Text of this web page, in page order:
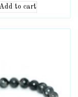
to cart